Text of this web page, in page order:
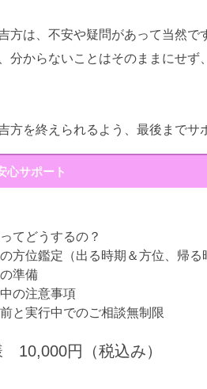
方は、不安や疑問があって当然で
分からないことはそのままにせず
方を終えられるよう、最後までサ
心サポート
てどうするの？
方位鑑定（出る時期＆方位、帰る
準備
の注意事項
と実行中でのご相談無制限
10,000円（税込み）